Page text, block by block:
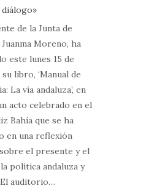
de la Junta de
Juanma Moreno, ha
este lunes 15 de
libro, ‘Manual de
La vía andaluza’, en
acto celebrado en el
Bahía que se ha
en una reflexión
el presente y el
política andaluza y
auditorio…